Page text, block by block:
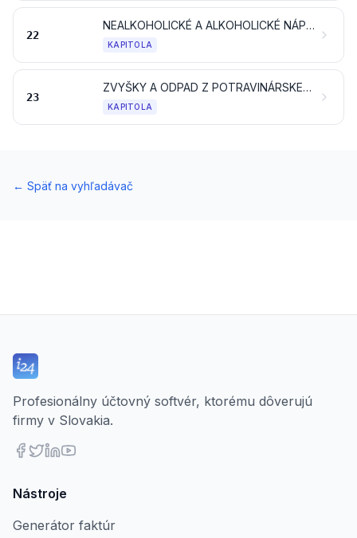
22
NEALKOHOLICKÉ A ALKOHOLICKÉ NÁPOJE A OCOT
KAPITOLA
23
ZVYŠKY A ODPAD Z POTRAVINÁRSKEHO PRIEMYSLU; PRIPRAVENÉ KRMIVÁ PRE ZVIERATÁ
KAPITOLA
← Späť na vyhľadávač
Profesionálny účtovný softvér, ktorému dôverujú
firmy v Slovakia.
Nástroje
Generátor faktúr